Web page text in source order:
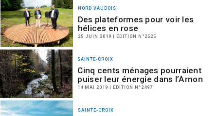
NORD VAUDOIS
Des plateformes pour voir les
hélices en rose
25 JUIN 2019 | EDITION N°2525
SAINTE-CROIX
Cinq cents ménages pourraient
puiser leur énergie dans l’Arnon
14 MAI 2019 | EDITION N°2497
SAINTE-CROIX